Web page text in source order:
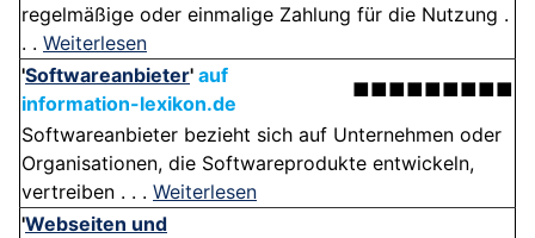
regelmäßige oder einmalige Zahlung für die Nutzung .
. . Weiterlesen
'Softwareanbieter' auf
information-lexikon.de
■■■■■■■■■
Softwareanbieter bezieht sich auf Unternehmen oder
Organisationen, die Softwareprodukte entwickeln,
vertreiben . . . Weiterlesen
'Webseiten und